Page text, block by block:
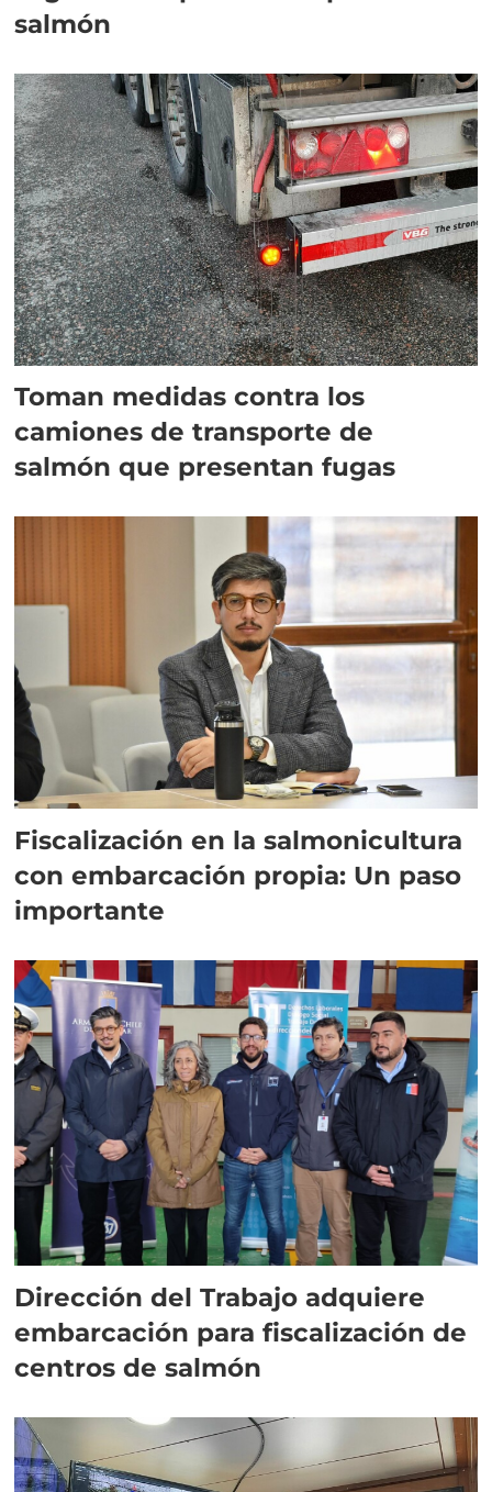
salmón
Toman medidas contra los
camiones de transporte de
salmón que presentan fugas
Fiscalización en la salmonicultura
con embarcación propia: Un paso
importante
Dirección del Trabajo adquiere
embarcación para fiscalización de
centros de salmón